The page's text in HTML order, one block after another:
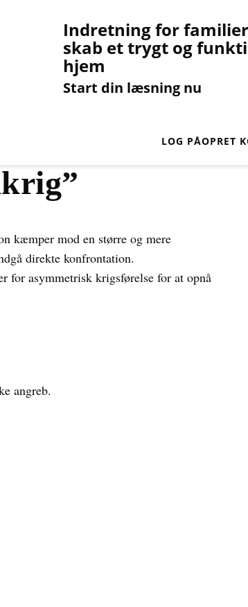
Indretning for
skab et trygt og
hjem
Start din læsning nu
LOG PÅOPRET
kæmper mod en større og mere
direkte konfrontation.
for asymmetrisk krigsførelse for at opnå
angreb.